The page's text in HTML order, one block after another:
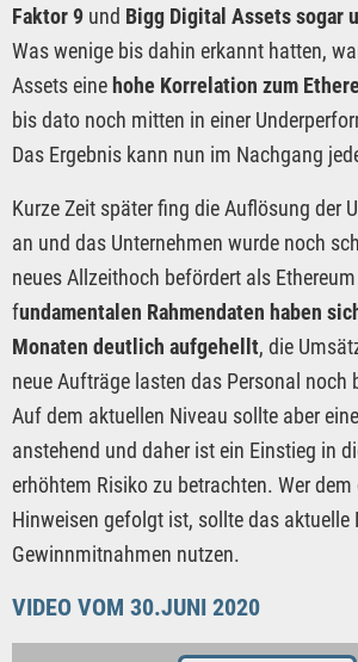
Faktor 9 und Bigg Digital Assets sogar
Was wenige bis dahin erkannt hatten,
Assets eine hohe Korrelation zum
bis dato noch mitten in einer
Das Ergebnis kann nun im Nachgang
Kurze Zeit später fing die Auflösung der
an und das Unternehmen wurde noch
neues Allzeithoch befördert als
fundamentalen Rahmendaten haben
Monaten deutlich aufgehellt, die
neue Aufträge lasten das Personal noch
Auf dem aktuellen Niveau sollte aber
anstehend und daher ist ein Einstieg in
erhöhtem Risiko zu betrachten. Wer
Hinweisen gefolgt ist, sollte das aktuelle
Gewinnmitnahmen nutzen.
VIDEO VOM 30.JUNI 2020